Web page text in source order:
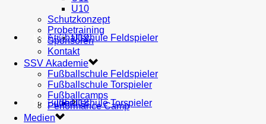
AH U19
U18
Fußballschule Feldspieler
Fußballschule Torspieler
MEDIEN
Bilder
SHOP
U10
Schutzkonzept
Probetraining
Sponsoren
Kontakt
SSV Akademie
Fußballschule Feldspieler
Fußballschule Torspieler
Fußballcamps
Performance Camp
Medien